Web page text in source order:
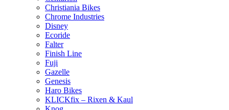
Christiania Bikes
Chrome Industries
Disney
Ecoride
Falter
Finish Line
Fuji
Gazelle
Genesis
Haro Bikes
KLICKfix – Rixen & Kaul